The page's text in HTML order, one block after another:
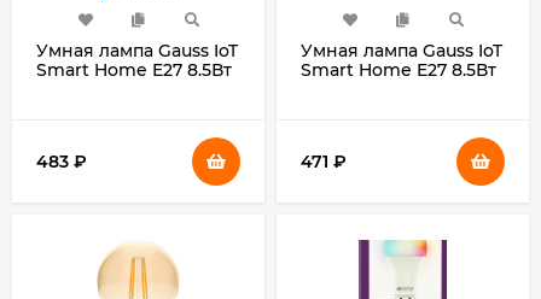
Умная лампа Gauss IoT
Smart Home E27 8.5Вт
483 ₽
Умная лампа Gauss IoT
Smart Home E27 8.5Вт
471 ₽